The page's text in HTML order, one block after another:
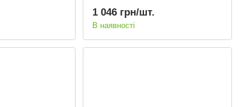
1 046 грн/шт.
В наявності